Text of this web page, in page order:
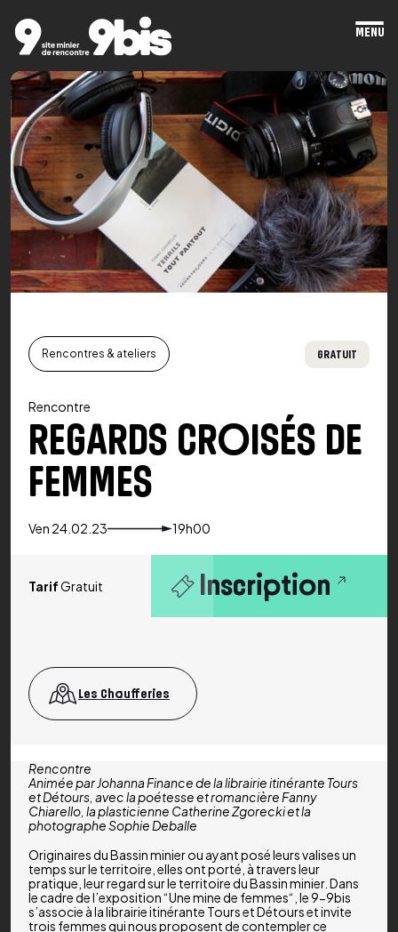
MENU
Rencontres & ateliers GRATUIT
Rencontre
REGARDS CROISÉS DE
FEMMES
Ven 24.02.23 19h00
TarifGratuit Inscription
Les Chaufferies
Rencontre
Animée par Johanna Finance de la librairie itinérante Tours
et Détours, avec la poétesse et romancière Fanny
Chiarello, la plasticienne Catherine Zgorecki et la
photographe Sophie Deballe
Originaires du Bassin minier ou ayant posé leurs valises un
temps sur le territoire, elles ont porté, à travers leur
pratique, leur regard sur le territoire du Bassin minier. Dans
le cadre de l’exposition “Une mine de femmes“, le 9-9bis
s’associe à la librairie itinérante Tours et Détours et invite
trois femmes qui nous proposent de contempler ce